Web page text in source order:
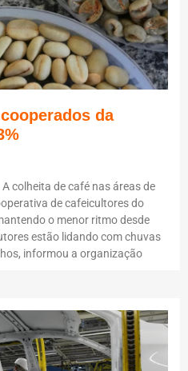
da
colheita de café nas áreas de
de cafeicultores do
o menor ritmo desde
estão lidando com chuvas
informou a organização